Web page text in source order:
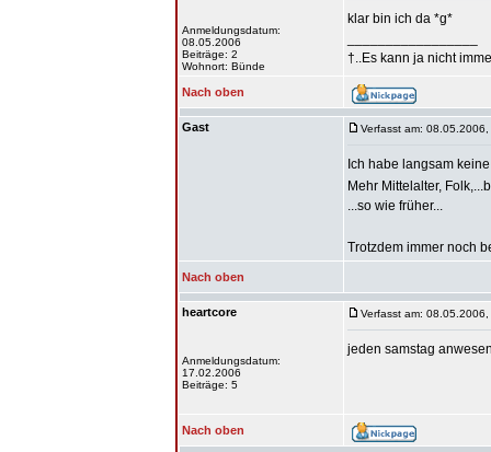
Anmeldungsdatum:
08.05.2006
Beiträge: 2
Wohnort: Bünde
klar bin ich da *g*
†..Es kann ja nicht
Nach oben
Gast Verfasst am:
Ich habe langsam
Mehr Mittelalter,
...so wie früher...
Trotzdem immer noch
Nach oben
heartcore
Anmeldungsdatum:
17.02.2006
Beiträge: 5
Verfasst am:
jeden samstag
Nach oben